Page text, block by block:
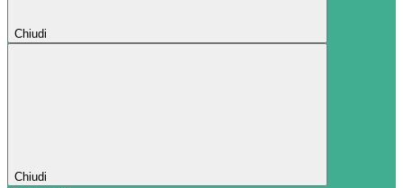
Chiudi
Chiudi